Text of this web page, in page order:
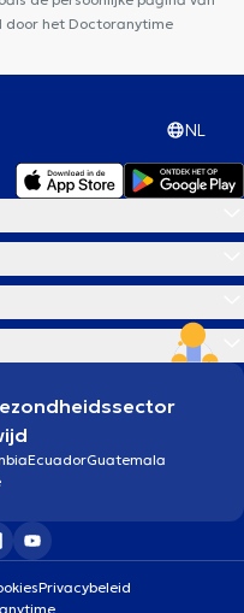
door het Doctoranytime
NL
EcuadorGuatemala
Privacybeleid